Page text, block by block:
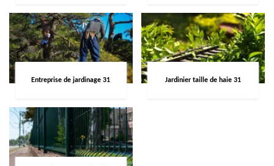
Entreprise de jardinage 31 Jardinier taille de haie 31